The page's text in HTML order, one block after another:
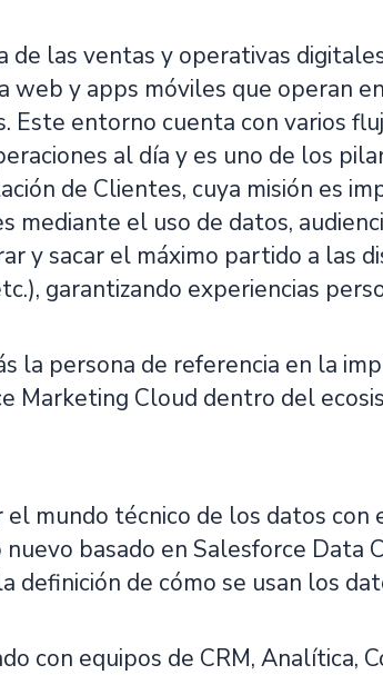
las ventas y operativas
y apps móviles que operan
Este entorno cuenta con varios
al día y es uno de los
de Clientes, cuya misión es
mediante el uso de datos,
y sacar el máximo partido a las
garantizando experiencias
la persona de referencia en la
Marketing Cloud dentro del
mundo técnico de los datos con
basado en Salesforce Data
definición de cómo se usan los
con equipos de CRM, Analítica,